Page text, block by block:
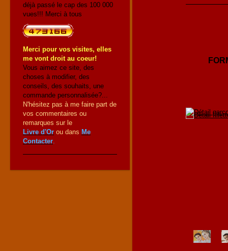
déjà passé le cap des 100 000
vues!!! Merci à tous
Merci pour vos visites, elles
me vont droit au coeur!
Vous aimez ce site, des
choses à modifier, des
conseils, des souhaits, une
commande personnalisée?...
N'hésitez pas à me faire part de
vos commentaires ou
remarques sur le
Livre d'Or ou dans Me
Contacter.